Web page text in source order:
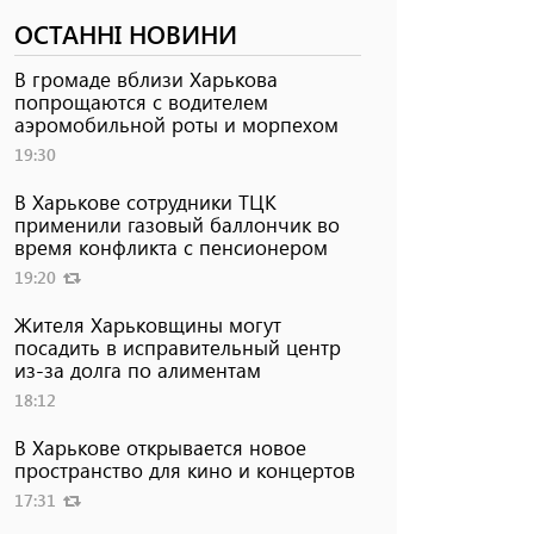
ОСТАННІ НОВИНИ
В громаде вблизи Харькова
попрощаются с водителем
аэромобильной роты и морпехом
19:30
В Харькове сотрудники ТЦК
применили газовый баллончик во
время конфликта с пенсионером
19:20
Жителя Харьковщины могут
посадить в исправительный центр
из-за долга по алиментам
18:12
В Харькове открывается новое
пространство для кино и концертов
17:31